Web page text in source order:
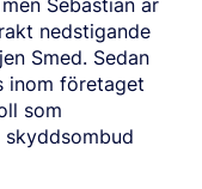
Sebastian är
nedstigande
Smed. Sedan
inom företaget
som